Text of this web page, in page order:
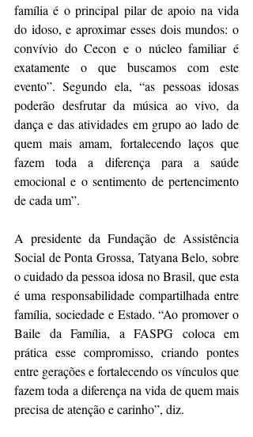
família é o principal pilar de apoio na vida
do idoso, e aproximar esses dois mundos: o
convívio do Cecon e o núcleo familiar é
exatamente o que buscamos com este
evento”. Segundo ela, “as pessoas idosas
poderão desfrutar da música ao vivo, da
dança e das atividades em grupo ao lado de
quem mais amam, fortalecendo laços que
fazem toda a diferença para a saúde
emocional e o sentimento de pertencimento
de cada um”.
A presidente da Fundação de Assistência
Social de Ponta Grossa, Tatyana Belo, sobre
o cuidado da pessoa idosa no Brasil, que esta
é uma responsabilidade compartilhada entre
família, sociedade e Estado. “Ao promover o
Baile da Família, a FASPG coloca em
prática esse compromisso, criando pontes
entre gerações e fortalecendo os vínculos que
fazem toda a diferença na vida de quem mais
precisa de atenção e carinho”, diz.